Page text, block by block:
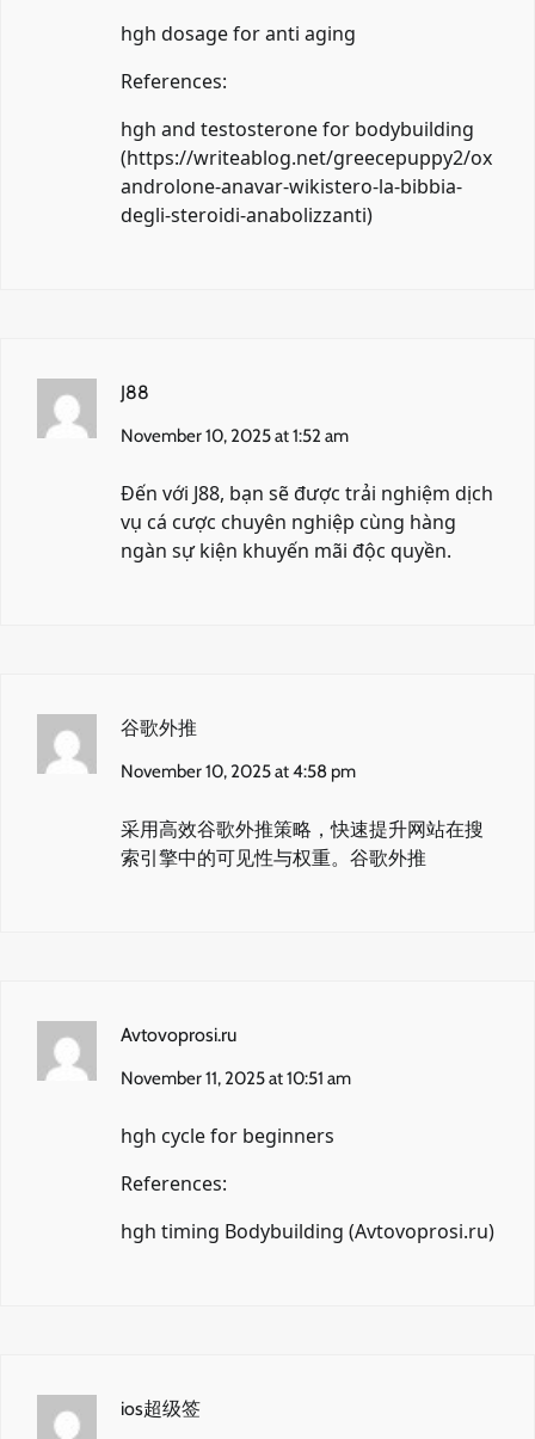
hgh dosage for anti aging
References:
hgh and testosterone for bodybuilding
(https://writeablog.net/greecepuppy2/ox
androlone-anavar-wikistero-la-bibbia-
degli-steroidi-anabolizzanti)
J88
November 10, 2025 at 1:52 am
Đến với J88, bạn sẽ được trải nghiệm dịch
vụ cá cược chuyên nghiệp cùng hàng
ngàn sự kiện khuyến mãi độc quyền.
谷歌外推
November 10, 2025 at 4:58 pm
采用高效谷歌外推策略，快速提升网站在搜
索引擎中的可见性与权重。 谷歌外推
Avtovoprosi.ru
November 11, 2025 at 10:51 am
hgh cycle for beginners
References:
hgh timing Bodybuilding (Avtovoprosi.ru)
ios超级签